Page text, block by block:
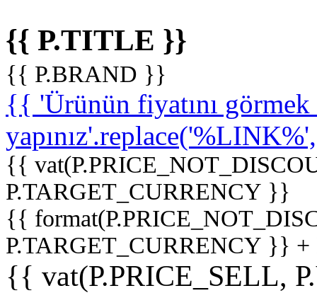
{{ P.TITLE }}
{{ P.BRAND }}
{{ 'Ürünün fiyatını
{{
P.TARGET_CURRENCY }}
{{
P.TARGET_CURRENCY }}
{{ vat(P.PRICE_SELL,